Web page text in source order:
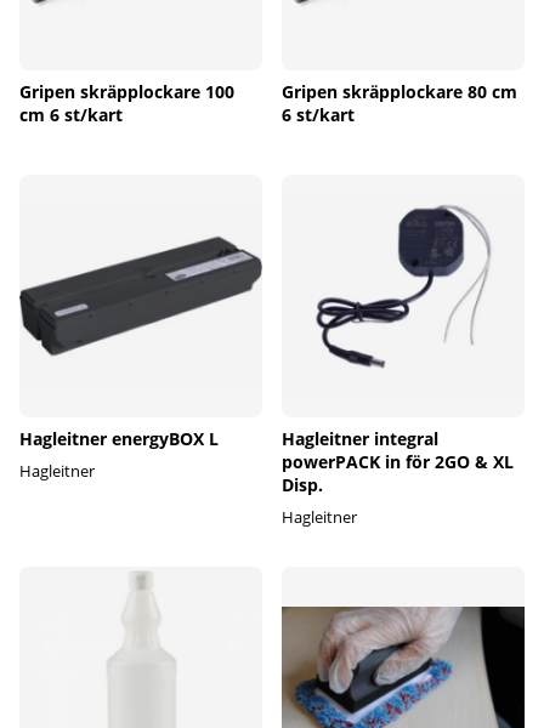
Gripen skräpplockare 100
cm 6 st/kart
Gripen skräpplockare 80 cm
6 st/kart
Hagleitner energyBOX L
Hagleitner
Hagleitner integral
powerPACK in för 2GO & XL
Disp.
Hagleitner